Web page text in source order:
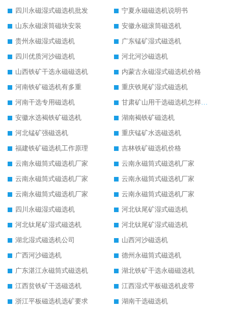
四川永磁湿式磁选机批发
宁夏永磁磁选机说明书
山东永磁滚筒磁块安装
安徽永磁滚筒磁选机
贵州永磁湿式磁选机
广东锰矿湿式磁选机
四川优质河沙磁选机
河北河沙磁选机
山西铁矿干选永磁磁选机
内蒙古永磁湿式磁选机价格
河南铁矿磁选机有多重
重庆铁尾矿湿式磁选机
河南干选专用磁选机
甘肃矿山用干选磁选机怎样调磁
安徽水选褐铁矿磁选机
湖南褐铁矿磁选机
河北锰矿强磁选机
重庆锰矿水选磁选机
福建铁矿磁选机工作原理
吉林铁矿磁选机价格
云南永磁筒式磁选机厂家
云南永磁筒式磁选机厂家
云南永磁筒式磁选机厂家
云南永磁筒式磁选机厂家
云南永磁筒式磁选机厂家
云南永磁筒式磁选机厂家
四川永磁湿式磁选机
河北钛尾矿湿式磁选机
河北钛尾矿湿式磁选机
河北钛尾矿湿式磁选机
湖北湿式磁选机公司
山西河沙磁选机
广西河沙磁选机
德州永磁筒式磁选机
广东湛江永磁筒式磁选机
湖北铁矿干选永磁磁选机
江西贫铁矿干选磁选机
江西湿式平板磁选机皮带
浙江平板磁选机选矿要求
湖南干选磁选机